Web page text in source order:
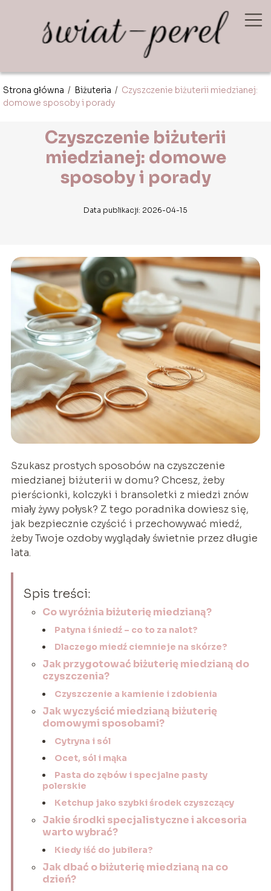
Strona główna / Biżuteria / Czyszczenie biżuterii miedzianej:
domowe sposoby i porady
Czyszczenie biżuterii
miedzianej: domowe
sposoby i porady
Data publikacji: 2026-04-15
Szukasz prostych sposobów na czyszczenie
miedzianej biżuterii w domu? Chcesz, żeby
pierścionki, kolczyki i bransoletki z miedzi znów
miały żywy połysk? Z tego poradnika dowiesz się,
jak bezpiecznie czyścić i przechowywać miedź,
żeby Twoje ozdoby wyglądały świetnie przez długie
lata.
Spis treści:
Co wyróżnia biżuterię miedzianą?
Patyna i śniedź – co to za nalot?
Dlaczego miedź ciemnieje na skórze?
Jak przygotować biżuterię miedzianą do
czyszczenia?
Czyszczenie a kamienie i zdobienia
Jak wyczyścić miedzianą biżuterię
domowymi sposobami?
Cytryna i sól
Ocet, sól i mąka
Pasta do zębów i specjalne pasty
polerskie
Ketchup jako szybki środek czyszczący
Jakie środki specjalistyczne i akcesoria
warto wybrać?
Kiedy iść do jubilera?
Jak dbać o biżuterię miedzianą na co
dzień?